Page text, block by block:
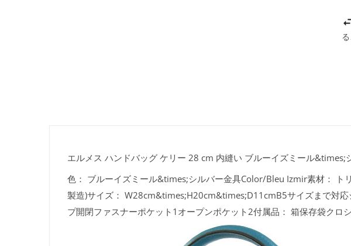
エルメス ハンドバッグ ケリー 28 cm 内縫い ブルーイズミール
色： ブルーイズミール&times;シルバー金具Color/Bleu Izmir素材： ト
製造)サイズ： W28cm&times;H20cm&times;D11cmB5サイズまで対応
プ開閉ファスナーポケット1オープンポケット2付属品： 箱保存袋クロ